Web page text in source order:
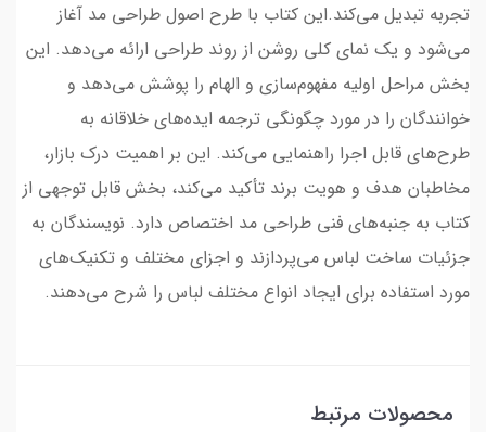
تجربه تبدیل می‌کند.این کتاب با طرح اصول طراحی مد آغاز
می‌شود و یک نمای کلی روشن از روند طراحی ارائه می‌دهد. این
بخش مراحل اولیه مفهوم‌سازی و الهام را پوشش می‌دهد و
خوانندگان را در مورد چگونگی ترجمه ایده‌های خلاقانه به
طرح‌های قابل اجرا راهنمایی می‌کند. این بر اهمیت درک بازار،
مخاطبان هدف و هویت برند تأکید می‌کند، بخش قابل‌ توجهی از
کتاب به جنبه‌های فنی طراحی مد اختصاص دارد. نویسندگان به
جزئیات ساخت لباس می‌پردازند و اجزای مختلف و تکنیک‌های
مورد استفاده برای ایجاد انواع مختلف لباس را شرح می‌دهند.
محصولات مرتبط